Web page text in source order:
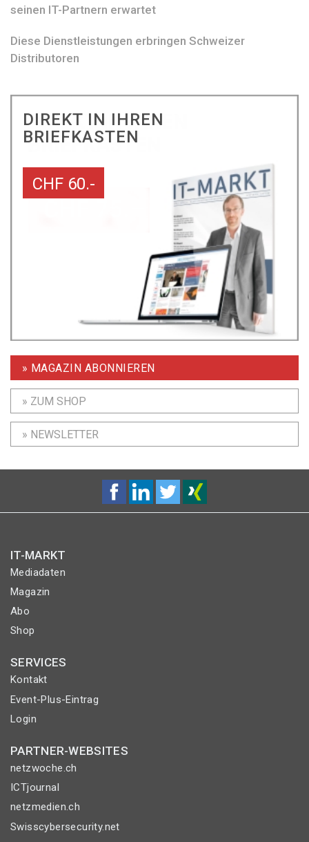
seinen IT-Partnern erwartet
Diese Dienstleistungen erbringen Schweizer
Distributoren
DIREKT IN IHREN
BRIEFKASTEN
CHF 60.-
» MAGAZIN ABONNIEREN
» ZUM SHOP
» NEWSLETTER
IT-MARKT
Mediadaten
Magazin
Abo
Shop
SERVICES
Kontakt
Event-Plus-Eintrag
Login
PARTNER-WEBSITES
netzwoche.ch
ICTjournal
netzmedien.ch
Swisscybersecurity.net